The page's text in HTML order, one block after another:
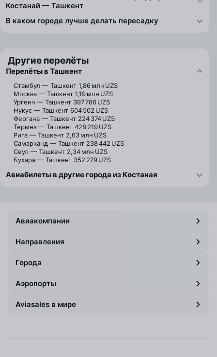
Костанай — Ташкент
В каком городе лучше делать пересадку
Другие перелёты
Перелёты в Ташкент
Стамбул — Ташкент 1,86 млн UZS
Москва — Ташкент 1,19 млн UZS
Ургенч — Ташкент 397 786 UZS
Нукус — Ташкент 604 502 UZS
Фергана — Ташкент 224 374 UZS
Термез — Ташкент 428 219 UZS
Рига — Ташкент 2,63 млн UZS
Самарканд — Ташкент 238 442 UZS
Сеул — Ташкент 2,34 млн UZS
Бухара — Ташкент 352 279 UZS
Авиабилеты в другие города из Костаная
Авиакомпании
Направления
Города
Аэропорты
Aviasales в мире